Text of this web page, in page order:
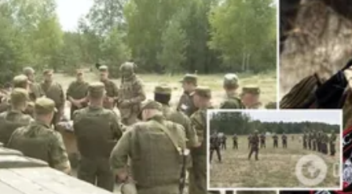
Polityka
Społeczeństwo
Wojna na Ukrainie
Świat